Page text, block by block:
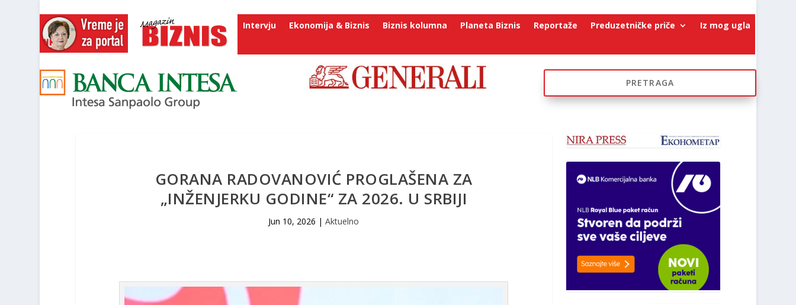
Intervju Ekonomija & Biznis Biznis kolumna Planeta Biznis Reportaže Preduzetničke priče Iz mog ugla
GORANA RADOVANOVIĆ PROGLAŠENA ZA
„INŽENJERKU GODINE“ ZA 2026. U SRBIJI
Jun 10, 2026 |Aktuelno